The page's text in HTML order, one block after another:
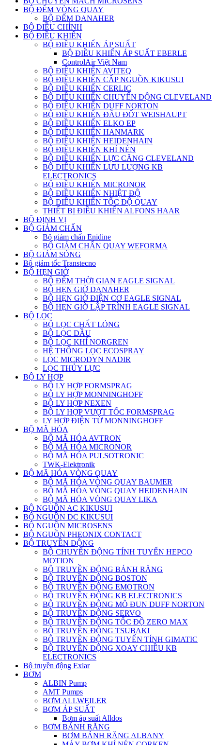
BỘ ĐẾM VÒNG QUAY
BỘ ĐẾM DANAHER
BỘ ĐIỀU CHỈNH
BỘ ĐIỀU KHIỂN
BỘ ĐIỀU KHIỂN ÁP SUẤT
BỘ ĐIỀU KHIỂN ÁP SUẤT EBERLE
ControlAir Việt Nam
BỘ ĐIỀU KHIỂN AVITEQ
BỘ ĐIỀU KHIỂN CẤP NGUỒN KIKUSUI
BỘ ĐIỀU KHIỂN CERLIC
BỘ ĐIỀU KHIỂN CHUYỂN ĐỘNG CLEVELAND
BỘ ĐIỀU KHIỂN DUFF NORTON
BỘ ĐIỀU KHIỂN ĐẦU ĐỐT WEISHAUPT
BỘ ĐIỀU KHIỂN ELKO EP
BỘ ĐIỀU KHIỂN HANMARK
BỘ ĐIỀU KHIỂN HEIDENHAIN
BỘ ĐIỀU KHIỂN KHÍ NÉN
BỘ ĐIỀU KHIỂN LỰC CĂNG CLEVELAND
BỘ ĐIỀU KHIỂN LƯU LƯỢNG KB
ELECTRONICS
BỘ ĐIỀU KHIỂN MICRONOR
BỘ ĐIỀU KHIỂN NHIỆT ĐỘ
BỘ ĐIỀU KHIỂN TỐC ĐỘ QUAY
THIẾT BỊ ĐIỀU KHIỂN ALFONS HAAR
BỘ ĐỊNH VỊ
BỘ GIẢM CHẤN
Bộ giảm chấn Enidine
BỘ GIẢM CHẤN QUAY WEFORMA
BỘ GIẢM SÓNG
Bộ giảm tốc Transtecno
BỘ HẸN GIỜ
BỘ ĐẾM THỜI GIAN EAGLE SIGNAL
BỘ HẸN GIỜ DANAHER
BỘ HẸN GIỜ ĐIỆN CƠ EAGLE SIGNAL
BỘ HẸN GIỜ LẬP TRÌNH EAGLE SIGNAL
BỘ LỌC
BỘ LỌC CHẤT LỎNG
BỘ LỌC DẦU
BỘ LỌC KHÍ NORGREN
HỆ THỐNG LỌC ECOSPRAY
LỌC MICRODYN NADIR
LỌC THỦY LỰC
BỘ LY HỢP
BỘ LY HỢP FORMSPRAG
BỘ LY HỢP MONNINGHOFF
BỘ LY HỢP NEXEN
BỘ LY HỢP VƯỢT TỐC FORMSPRAG
LY HỢP ĐIỆN TỪ MONNINGHOFF
BỘ MÃ HÓA
BỘ MÃ HÓA AVTRON
BỘ MÃ HÓA MICRONOR
BỘ MÃ HÓA PULSOTRONIC
TWK-Elektronik
BỘ MÃ HÓA VÒNG QUAY
BỘ MÃ HÓA VÒNG QUAY BAUMER
BỘ MÃ HÓA VÒNG QUAY HEIDENHAIN
BỘ MÃ HÓA VÒNG QUAY LIKA
BỘ NGUỒN AC KIKUSUI
BỘ NGUỒN DC KIKUSUI
BỘ NGUỒN MICROSENS
BỘ NGUỒN PHEONIX CONTACT
BỘ TRUYỀN ĐỘNG
BỘ CHUYỂN ĐỘNG TÍNH TUYẾN HEPCO
MOTION
BỘ TRUYỀN ĐỘNG BÁNH RĂNG
BỘ TRUYỀN ĐỘNG BOSTON
BỘ TRUYỀN ĐỘNG EMOTRON
BỘ TRUYỀN ĐỘNG KB ELECTRONICS
BỘ TRUYỀN ĐỘNG MÔ ĐUN DUFF NORTON
BỘ TRUYỀN ĐỘNG SERVO
BỘ TRUYỀN ĐỘNG TỐC ĐỘ ZERO MAX
BỘ TRUYỀN ĐỘNG TSUBAKI
BỘ TRUYỀN ĐỘNG TUYẾN TÍNH GIMATIC
BỘ TRUYỀN ĐỘNG XOAY CHIỀU KB
ELECTRONICS
Bộ truyền động Exlar
BƠM
ALBIN Pump
AMT Pumps
BƠM ALLWEILER
BƠM ÁP SUẤT
Bơm áp suất Alldos
BƠM BÁNH RĂNG
BƠM BÁNH RĂNG ALBANY